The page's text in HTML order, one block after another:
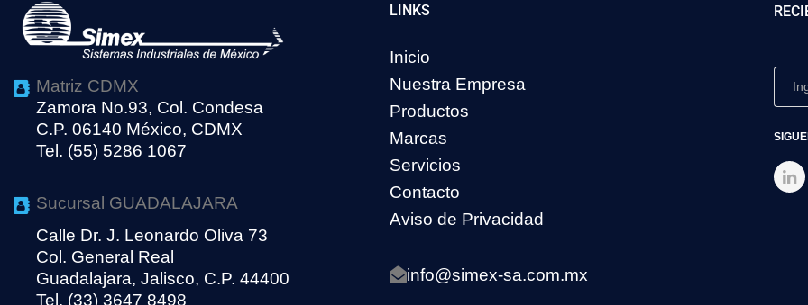
Matriz CDMX
Zamora No.93, Col. Condesa
C.P. 06140 México, CDMX
Tel. (55) 5286 1067
Sucursal GUADALAJARA
Calle Dr. J. Leonardo Oliva 73
Col. General Real
Guadalajara, Jalisco, C.P. 44400
Tel. (33) 3647 8498
LINKS
Inicio
Nuestra Empresa
Productos
Marcas
Servicios
Contacto
Aviso de Privacidad
info@simex-sa.com.mx